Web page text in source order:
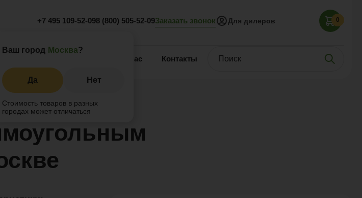
Ваш город Москва?
Да Нет
Стоимость товаров в разных
городах может отличаться
+7 495 109-52-098 (800) 505-52-09Заказать звонок Для дилеров 0
О нас Контакты
журнальным столиком